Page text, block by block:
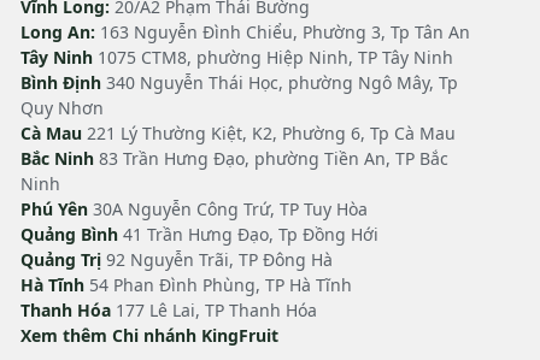
Vĩnh Long: 20/A2 Phạm Thái Bường
Long An: 163 Nguyễn Đình Chiểu, Phường 3, Tp Tân An
Tây Ninh 1075 CTM8, phường Hiệp Ninh, TP Tây Ninh
Bình Định 340 Nguyễn Thái Học, phường Ngô Mây, Tp
Quy Nhơn
Cà Mau 221 Lý Thường Kiệt, K2, Phường 6, Tp Cà Mau
Bắc Ninh 83 Trần Hưng Đạo, phường Tiền An, TP Bắc
Ninh
Phú Yên 30A Nguyễn Công Trứ, TP Tuy Hòa
Quảng Bình 41 Trần Hưng Đạo, Tp Đồng Hới
Quảng Trị 92 Nguyễn Trãi, TP Đông Hà
Hà Tĩnh 54 Phan Đình Phùng, TP Hà Tĩnh
Thanh Hóa 177 Lê Lai, TP Thanh Hóa
Xem thêm Chi nhánh KingFruit